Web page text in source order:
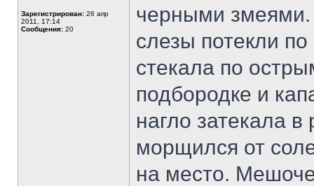
Зарегистрирован: 26 апр
2011, 17:14
Сообщения: 20
черными
слезы потекли
стекала по
подбородке и
нагло затекала
морщился от
на место.